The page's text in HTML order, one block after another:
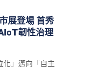
環繞直播，如同親
穿梭人海的慶典氛
斷的沉浸式即時影
並接軌國際智慧城
盼鏈結全球夥伴的
安全、高效且具韌
展登場 首秀
韌性治理
化」邁向「自主